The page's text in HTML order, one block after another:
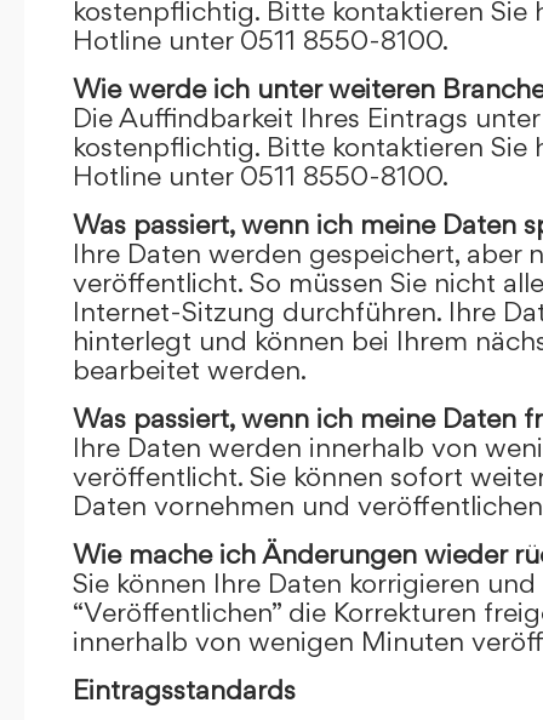
kostenpflichtig. Bitte kontaktieren Sie
Hotline unter 0511 8550-8100.
Wie werde ich unter weiteren
Die Auffindbarkeit Ihres Eintrags
kostenpflichtig. Bitte kontaktieren Sie
Hotline unter 0511 8550-8100.
Was passiert, wenn ich meine Daten
Ihre Daten werden gespeichert, aber
veröffentlicht. So müssen Sie nicht
Internet-Sitzung durchführen. Ihre
hinterlegt und können bei Ihrem
bearbeitet werden.
Was passiert, wenn ich meine Daten
Ihre Daten werden innerhalb von
veröffentlicht. Sie können sofort
Daten vornehmen und
Wie mache ich Änderungen wieder
Sie können Ihre Daten korrigieren
“Veröffentlichen” die Korrekturen
innerhalb von wenigen Minuten
Eintragsstandards